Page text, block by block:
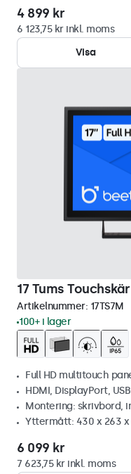
4 899 kr
6 123,75 kr inkl. moms
Visa
17 Tums
Artikelnummer: 17TS7M
100+ i lager
Full HD multitouch
HDMI, DisplayPort,
Montering: skrivbord,
Yttermått: 430 x 263 x
6 099 kr
7 623,75 kr inkl. moms